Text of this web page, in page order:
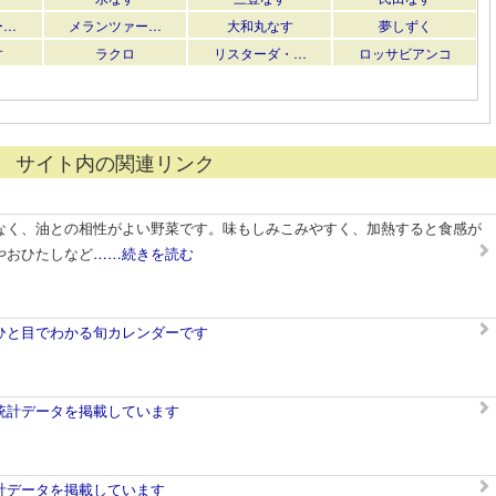
…
メランツァー… 大和丸なす
夢しずく
ラクロ リスターダ・… ロッサビアンコ
サイト内の関連リンク
、油との相性がよい野菜です。味もしみこみやすく、加熱すると食感が
おひたしなど……続きを読む
目でわかる旬カレンダーです
データを掲載しています
ータを掲載しています